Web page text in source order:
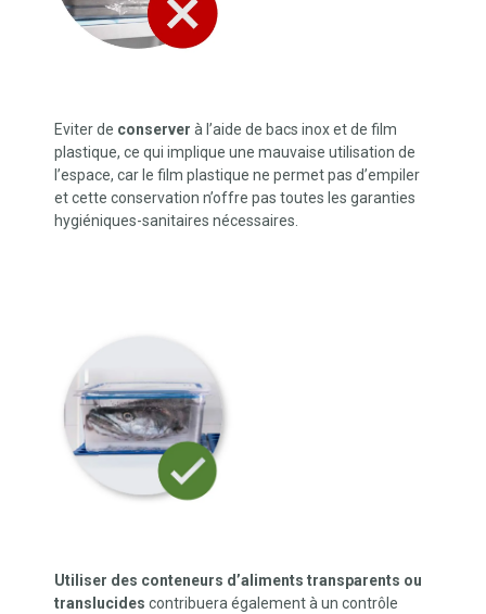
Eviter de conserver à l’aide de bacs inox et de film
plastique, ce qui implique une mauvaise utilisation de
l’espace, car le film plastique ne permet pas d’empiler
et cette conservation n’offre pas toutes les garanties
hygiéniques-sanitaires nécessaires.
Utiliser des conteneurs d’aliments transparents ou
translucides contribuera également à un contrôle